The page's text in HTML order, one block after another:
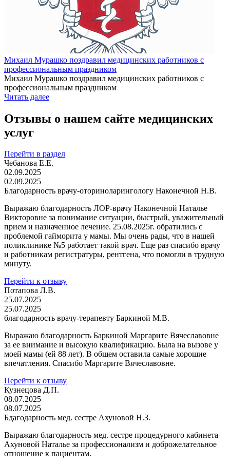
Михаил Мурашко поздравил медицинских работников с
профессиональным праздником
Михаил Мурашко поздравил медицинских работников с
профессиональным праздником
Читать далее
Отзывы о нашем сайте медицинских
услуг
Перейти в раздел
Чебанова Е.Е.
02.09.2025
02.09.2025
Благодарность врачу-оториноларингологу Наконечной Н.В.
Выражаю благодарность ЛОР-врачу Наконечной Наталье
Викторовне за понимание ситуации, быстрый, уважительный
прием и назначенное лечение. 25.08.2025г. обратились с
проблемой гайморита у мамы. Мы очень рады, что в нашей
поликлинике №5 работает такой врач. Еще раз спасибо врачу
и работникам регистратуры, рентгена, что помогли в трудную
минуту.
Перейти к отзыву
Потапова Л.В.
25.07.2025
25.07.2025
благодарность врачу-терапевту Баркиной М.В.
Выражаю благодарность Баркиной Маргарите Вячеславовне
за ее внимание и высокую квалификацию. Была на вызове у
моей мамы (ей 88 лет). В общем оставила самые хорошие
впечатления. Спасибо Маргарите Вячеславовне.
Перейти к отзыву
Кузнецова Д.П.
08.07.2025
08.07.2025
Бдагодарность мед. сестре Ахуновой Н.З.
Выражаю благодарность мед. сестре процедурного кабинета
Ахуновой Наталье за профессионализм и доброжелательное
отношение к пациентам.